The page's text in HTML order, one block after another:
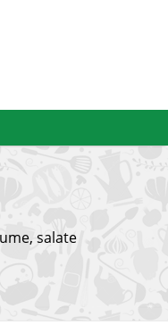
salate